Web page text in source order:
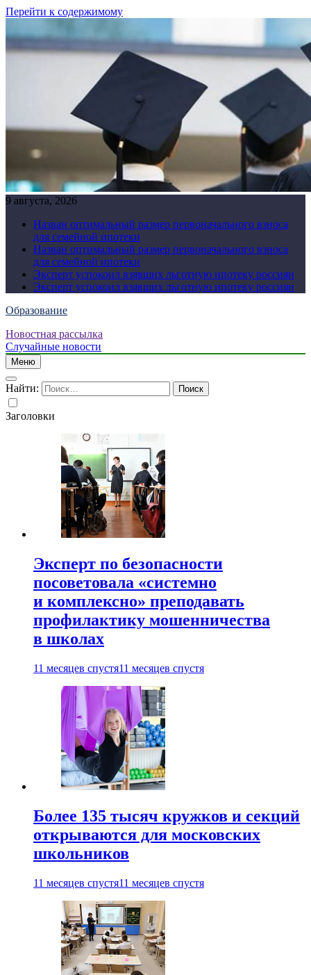
Перейти к содержимому
9 августа, 2026
Назван оптимальный размер первоначального взноса
для семейной ипотеки
Назван оптимальный размер первоначального взноса
для семейной ипотеки
Эксперт успокоил взявших льготную ипотеку россиян
Эксперт успокоил взявших льготную ипотеку россиян
Образование
Новостная рассылка
Случайные новости
Меню
Найти:
Заголовки
Эксперт по безопасности
посоветовала «системно
и комплексно» преподавать
профилактику мошенничества
в школах
11 месяцев спустя11 месяцев спустя
Более 135 тысяч кружков и секций
открываются для московских
школьников
11 месяцев спустя11 месяцев спустя